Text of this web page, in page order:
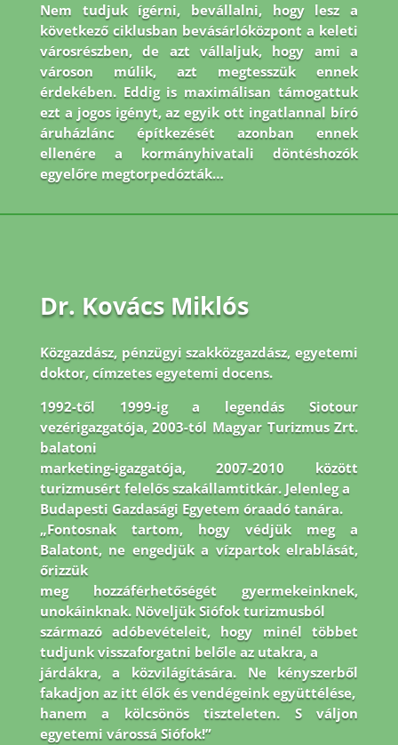
Nem tudjuk ígérni, bevállalni, hogy lesz a
következő ciklusban bevásárlóközpont a keleti
városrészben, de azt vállaljuk, hogy ami a
városon múlik, azt megtesszük ennek
érdekében. Eddig is maximálisan támogattuk
ezt a jogos igényt, az egyik ott ingatlannal bíró
áruházlánc építkezését azonban ennek
ellenére a kormányhivatali döntéshozók
egyelőre megtorpedózták…
Dr. Kovács Miklós
Közgazdász, pénzügyi szakközgazdász, egyetemi
doktor, címzetes egyetemi docens.
1992-től 1999-ig a legendás Siotour
vezérigazgatója, 2003-tól Magyar Turizmus Zrt.
balatoni
marketing-igazgatója, 2007-2010 között
turizmusért felelős szakállamtitkár. Jelenleg a
Budapesti Gazdasági Egyetem óraadó tanára.
„Fontosnak tartom, hogy védjük meg a
Balatont, ne engedjük a vízpartok elrablását,
őrizzük
meg hozzáférhetőségét gyermekeinknek,
unokáinknak. Növeljük Siófok turizmusból
származó adóbevételeit, hogy minél többet
tudjunk visszaforgatni belőle az utakra, a
járdákra, a közvilágítására. Ne kényszerből
fakadjon az itt élők és vendégeink együttélése,
hanem a kölcsönös tiszteleten. S váljon
egyetemi várossá Siófok!”